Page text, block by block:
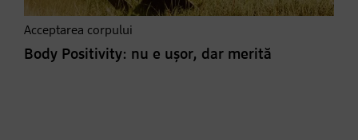
Acceptarea corpului
Body Positivity: nu e ușor, dar merită